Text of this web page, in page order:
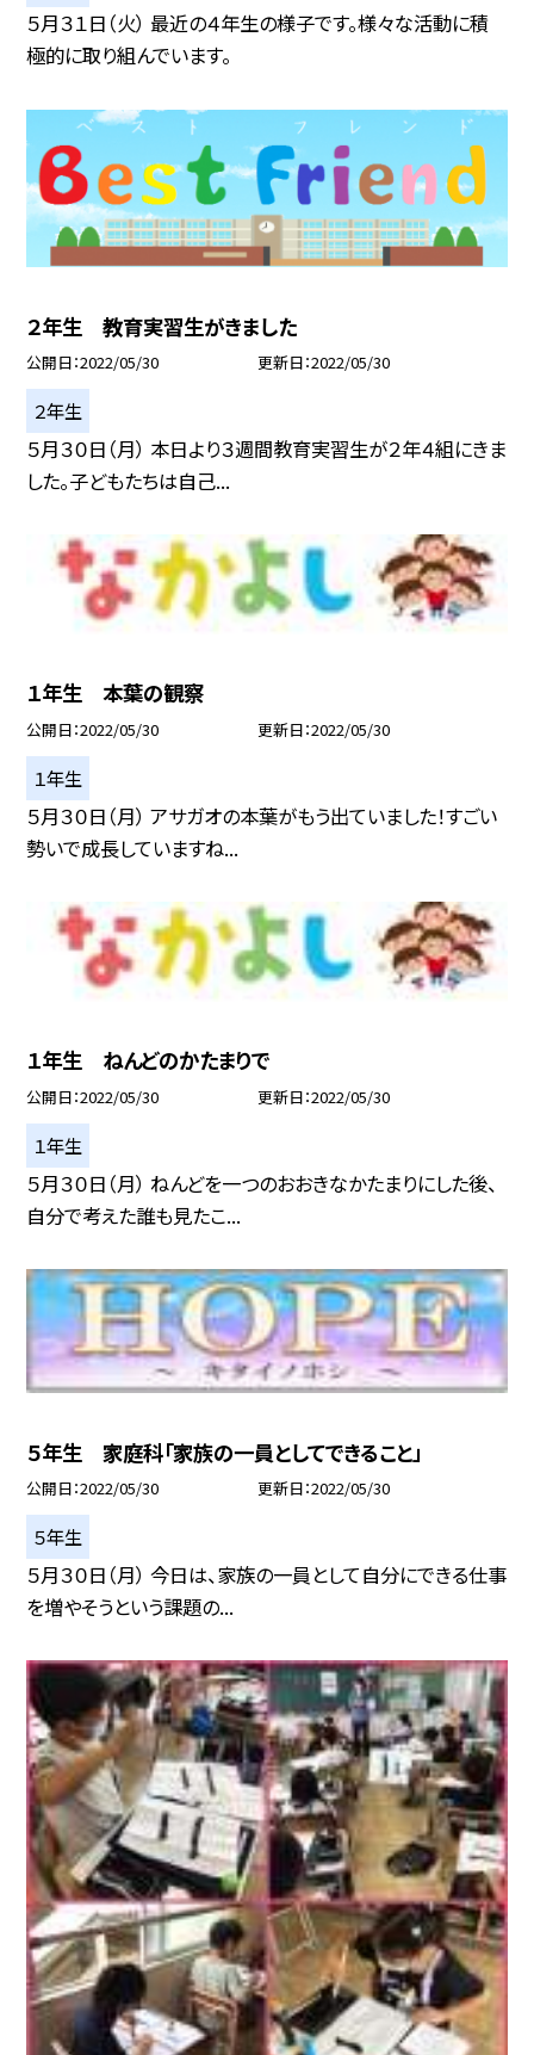
５月３１日（火） 最近の４年生の様子です。様々な活動に積
極的に取り組んでいます。
２年生 教育実習生がきました
公開日 2022/05/30 更新日 2022/05/30
２年生
５月３０日（月） 本日より３週間教育実習生が２年４組にきま
した。子どもたちは自己...
１年生 本葉の観察
公開日 2022/05/30 更新日 2022/05/30
１年生
５月３０日（月） アサガオの本葉がもう出ていました！すごい
勢いで成長していますね...
１年生 ねんどのかたまりで
公開日 2022/05/30 更新日 2022/05/30
１年生
５月３０日（月） ねんどを一つのおおきなかたまりにした後、
自分で考えた誰も見たこ...
５年生 家庭科「家族の一員としてできること」
公開日 2022/05/30 更新日 2022/05/30
５年生
５月３０日（月） 今日は、家族の一員として自分にできる仕事
を増やそうという課題の...